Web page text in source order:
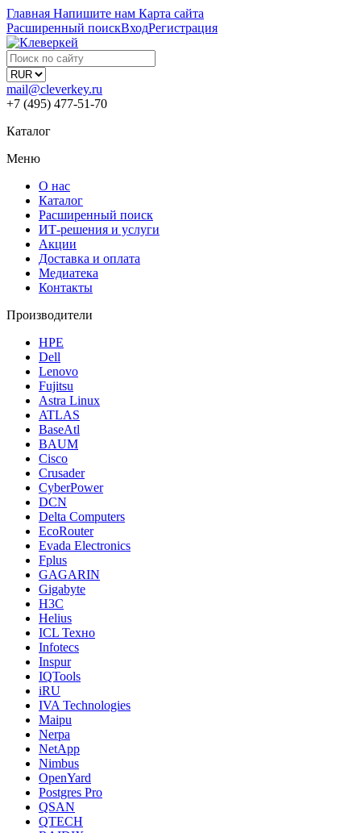
Главная Напишите нам Карта сайта
Расширенный поискВходРегистрация
mail@cleverkey.ru
+7 (495) 477-51-70
Каталог
Меню
О нас
Каталог
Расширенный поиск
ИТ-решения и услуги
Акции
Доставка и оплата
Медиатека
Контакты
Производители
HPE
Dell
Lenovo
Fujitsu
Astra Linux
ATLAS
BaseAtl
BAUM
Cisco
Crusader
CyberPower
DCN
Delta Computers
EcoRouter
Evada Electronics
Fplus
GAGARIN
Gigabyte
H3C
Helius
ICL Техно
Infotecs
Inspur
IQTools
iRU
IVA Technologies
Maipu
Nerpa
NetApp
Nimbus
OpenYard
Postgres Pro
QSAN
QTECH